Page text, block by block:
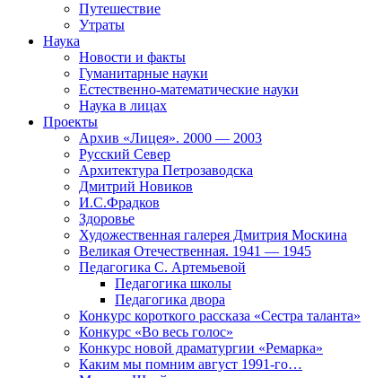
Путешествие
Утраты
Наука
Новости и факты
Гуманитарные науки
Естественно-математические науки
Наука в лицах
Проекты
Архив «Лицея». 2000 — 2003
Русский Север
Архитектура Петрозаводска
Дмитрий Новиков
И.С.Фрадков
Здоровье
Художественная галерея Дмитрия Москина
Великая Отечественная. 1941 — 1945
Педагогика С. Артемьевой
Педагогика школы
Педагогика двора
Конкурс короткого рассказа «Сестра таланта»
Конкурс «Во весь голос»
Конкурс новой драматургии «Ремарка»
Каким мы помним август 1991-го…